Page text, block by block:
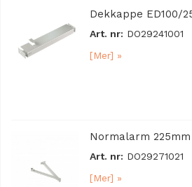
Dekkappe ED100/
Art. nr: DO29241001
[Mer] »
Normalarm
Art. nr: DO29271021
[Mer] »